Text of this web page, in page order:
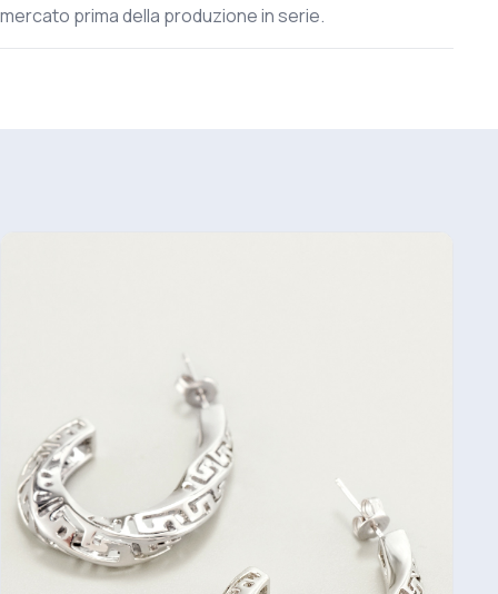
mercato prima della produzione in serie.